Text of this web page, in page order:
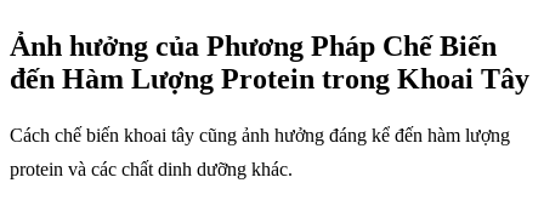
Ảnh hưởng của Phương Pháp Chế Biến
đến Hàm Lượng Protein trong Khoai Tây
Cách chế biến khoai tây cũng ảnh hưởng đáng kể đến hàm lượng
protein và các chất dinh dưỡng khác.